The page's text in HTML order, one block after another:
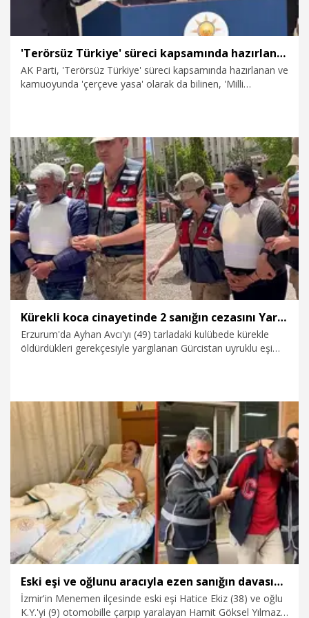
'Terörsüz Türkiye' süreci kapsamında hazırlanan kanun teklifi TBMM'de
AK Parti, 'Terörsüz Türkiye' süreci kapsamında hazırlanan ve
kamuoyunda 'çerçeve yasa' olarak da bilinen, 'Milli
5.08.2026 Politika
Kürekli koca cinayetinde 2 sanığın cezasını Yargıtay onadı
Erzurum'da Ayhan Avcı'yı (49) tarladaki kulübede kürekle
öldürdükleri gerekçesiyle yargılanan Gürcistan uyruklu eşi
isteyen Padına Avcı'nın talebini de reddetti.
Gündem
Eski eşi ve oğlunu aracıyla ezen sanığın davasında gerekçeli karar: Kast, öldürme suçuna temas ediyor
İzmir'in Menemen ilçesinde eski eşi Hatice Ekiz (38) ve oğlu
K.Y.'yi (9) otomobille çarpıp yaralayan Hamit Göksel Yılmaz'a